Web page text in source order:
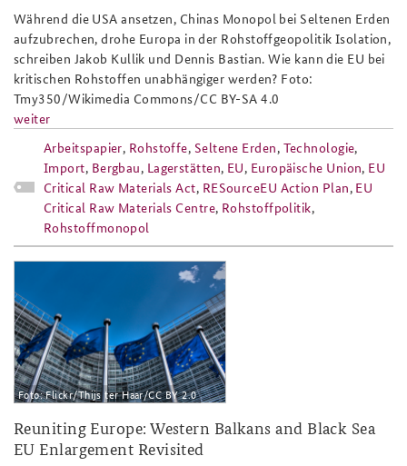
Anfahrt
Freundeskreis
Deutsches Forum Sicherheitspolitik
Arbeitskreis "Junge Sicherheitspolitiker"
Das Sicherheitspolitische Gespräch an der BAKS
Studierendenkonferenz Sicherheitspolitik gestalten
Newsletter-Archiv
Während die USA ansetzen, Chinas Monopol bei Seltenen Erden
aufzubrechen, drohe Europa in der Rohstoffgeopolitik Isolation,
schreiben Jakob Kullik und Dennis Bastian. Wie kann die EU bei
kritischen Rohstoffen unabhängiger werden? Foto:
Tmy350/Wikimedia Commons/CC BY-SA 4.0
weiter
Arbeitspapier, Rohstoffe, Seltene Erden, Technologie,
Import, Bergbau, Lagerstätten, EU, Europäische Union, EU
Critical Raw Materials Act, RESourceEU Action Plan, EU
Critical Raw Materials Centre, Rohstoffpolitik,
Rohstoffmonopol
Foto: Flickr/Thijs ter Haar/CC BY 2.0
Reuniting Europe: Western Balkans and Black Sea
EU Enlargement Revisited